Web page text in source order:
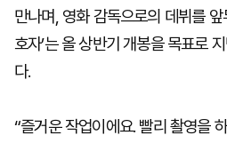
만나며, 영화 감독으로의 데뷔를 앞
호자’는 올 상반기 개봉을 목표로
다.
“즐거운 작업이에요. 빨리 촬영을